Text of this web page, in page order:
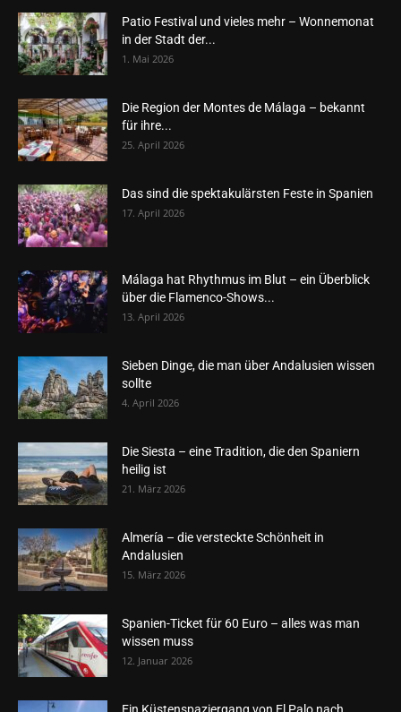
Patio Festival und vieles mehr – Wonnemonat
in der Stadt der...
1. Mai 2026
Die Region der Montes de Málaga – bekannt
für ihre...
25. April 2026
Das sind die spektakulärsten Feste in Spanien
17. April 2026
Málaga hat Rhythmus im Blut – ein Überblick
über die Flamenco-Shows...
13. April 2026
Sieben Dinge, die man über Andalusien wissen
sollte
4. April 2026
Die Siesta – eine Tradition, die den Spaniern
heilig ist
21. März 2026
Almería – die versteckte Schönheit in
Andalusien
15. März 2026
Spanien-Ticket für 60 Euro – alles was man
wissen muss
12. Januar 2026